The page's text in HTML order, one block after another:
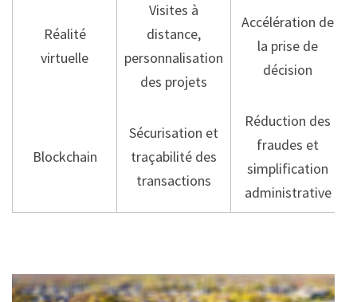
Réalité
virtuelle
Visites à
distance,
personnalisation
des projets
Accélération de
la prise de
décision
Blockchain
Sécurisation et
traçabilité des
transactions
Réduction des
fraudes et
simplification
administrative